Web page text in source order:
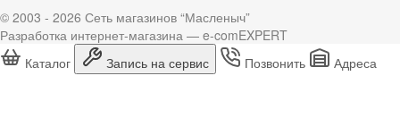
© 2003 - 2026 Сеть магазинов “Масленыч”
Разработка интернет-магазина — e-comEXPERT
Каталог
Запись на сервис Позвонить Адреса